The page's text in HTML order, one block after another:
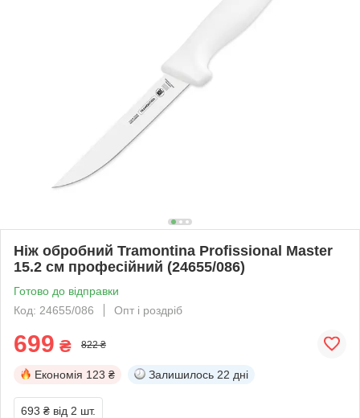
Ніж обробний Tramontina Profissional Master
15.2 см професійний (24655/086)
Готово до відправки
Код: 24655/086
Опт і роздріб
699 ₴ 822 ₴
Економія 123 ₴ Залишилось 22 дні
693 ₴ від 2 шт.